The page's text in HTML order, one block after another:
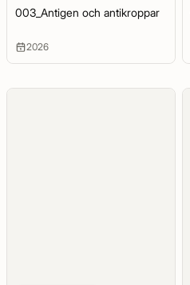
003_Antigen och antikroppar
2026